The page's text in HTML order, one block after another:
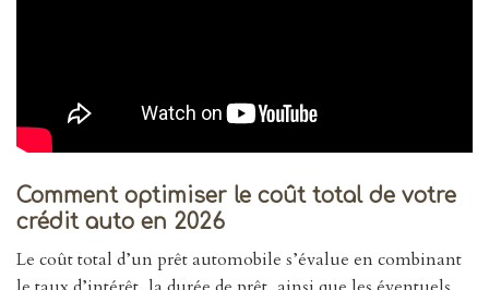
Comment optimiser le coût total de votre
crédit auto en 2026
Le coût total d’un prêt automobile s’évalue en combinant